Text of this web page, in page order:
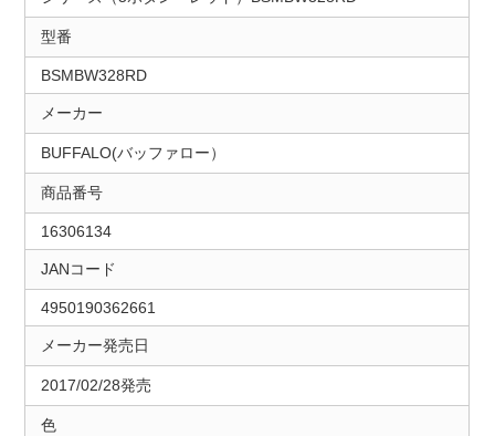
型番
BSMBW328RD
メーカー
BUFFALO(バッファロー）
商品番号
16306134
JANコード
4950190362661
メーカー発売日
2017/02/28発売
色